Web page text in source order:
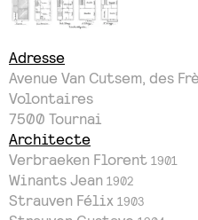
Adresse
Avenue Van Cutsem, des
Volontaires
7500 Tournai
Architecte
Verbraeken Florent 1901
Winants Jean 1902
Strauven Félix 1903